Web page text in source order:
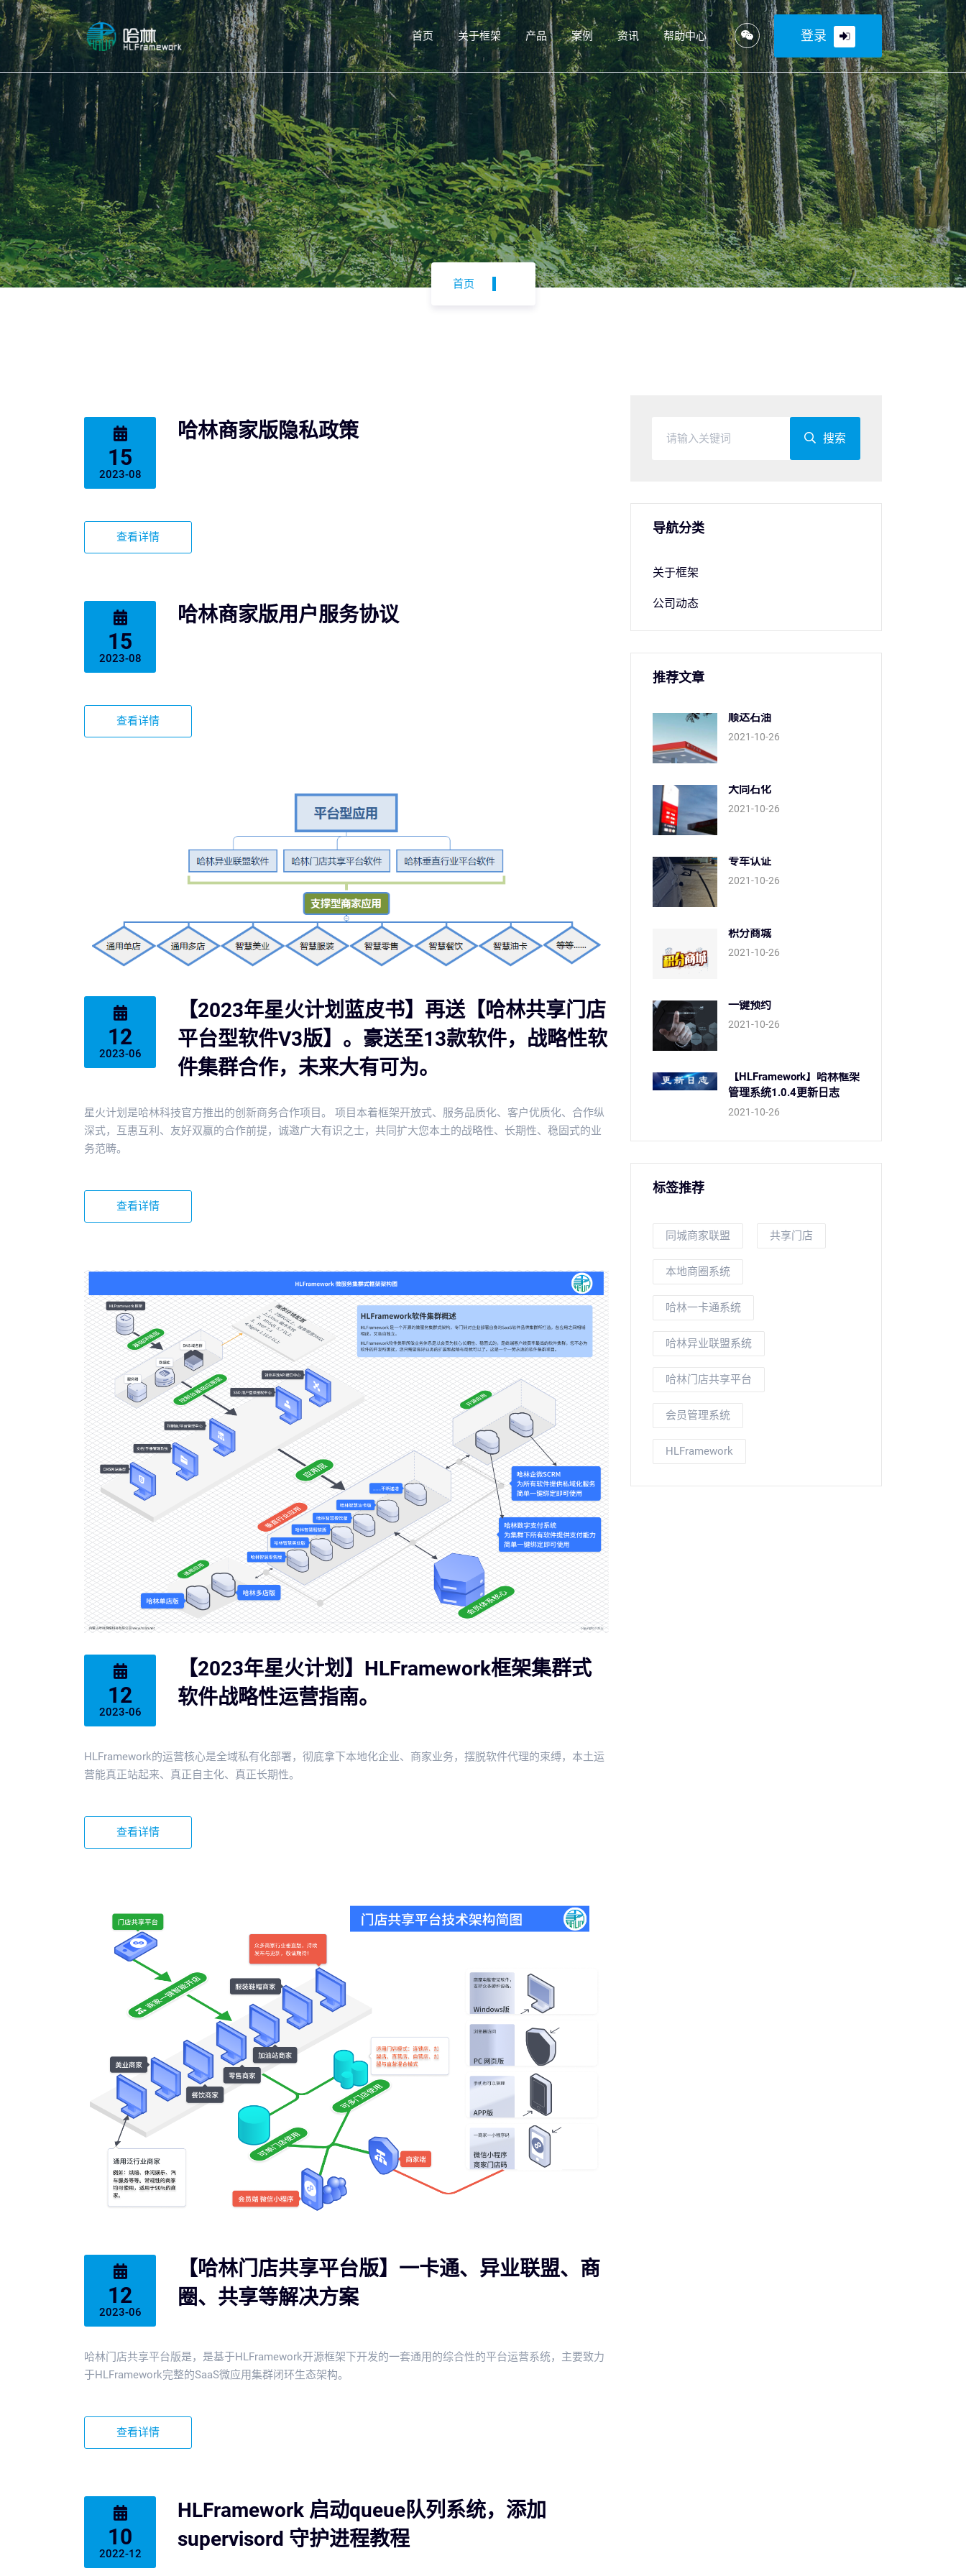
首页 关于框架 产品 案例 资讯 帮助中心 登录
首页
15
2023-08
哈林商家版隐私政策
查看详情
15
2023-08
哈林商家版用户服务协议
查看详情
12
2023-06
【2023年星火计划蓝皮书】再送【哈林共享门店
平台型软件V3版】。豪送至13款软件，战略性软
件集群合作，未来大有可为。
星火计划是哈林科技官方推出的创新商务合作项目。 项目本着框架开放式、服务品质化、客户优质化、合作纵
深式，互惠互利、友好双赢的合作前提，诚邀广大有识之士，共同扩大您本土的战略性、长期性、稳固式的业
务范畴。
查看详情
12
2023-06
【2023年星火计划】HLFramework框架集群式
软件战略性运营指南。
HLFramework的运营核心是全域私有化部署，彻底拿下本地化企业、商家业务，摆脱软件代理的束缚，本土运
营能真正站起来、真正自主化、真正长期性。
查看详情
12
2023-06
【哈林门店共享平台版】一卡通、异业联盟、商
圈、共享等解决方案
哈林门店共享平台版是，是基于HLFramework开源框架下开发的一套通用的综合性的平台运营系统，主要致力
于HLFramework完整的SaaS微应用集群闭环生态架构。
查看详情
10
2022-12
HLFramework 启动queue队列系统，添加
supervisord 守护进程教程
搜索
导航分类
关于框架
公司动态
推荐文章
顺达石油
2021-10-26
大同石化
2021-10-26
专车认证
2021-10-26
积分商城
2021-10-26
一键预约
2021-10-26
【HLFramework】哈林框架
管理系统1.0.4更新日志
2021-10-26
标签推荐
同城商家联盟 共享门店
本地商圈系统
哈林一卡通系统
哈林异业联盟系统
哈林门店共享平台
会员管理系统
HLFramework